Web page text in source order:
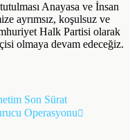
Anayasa ve İnsan
ayrımsız, koşulsuz ve
Halk Partisi olarak
olmaya devam edeceğiz.
Son Sürat
Operasyonu